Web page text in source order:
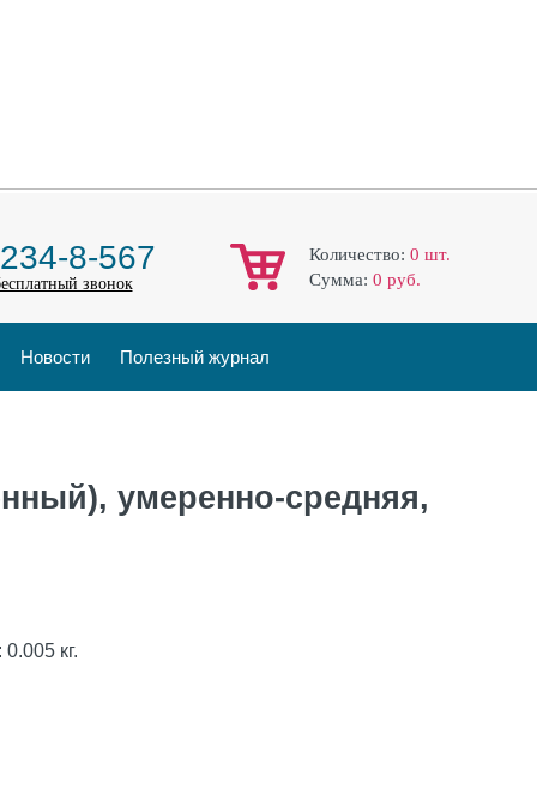
8-567
звонок
Количество: 0 шт.
Cумма: 0 руб.
Новости Полезный журнал
умеренно-средняя,
0.005 кг.